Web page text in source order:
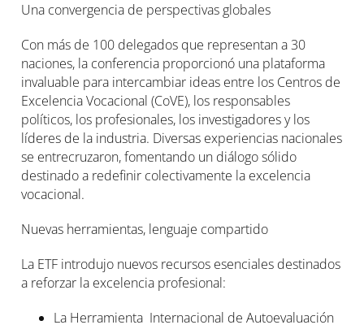
Una convergencia de perspectivas globales
Con más de 100 delegados que representan a 30
naciones, la conferencia proporcionó una plataforma
invaluable para intercambiar ideas entre los Centros de
Excelencia Vocacional (CoVE), los responsables
políticos, los profesionales, los investigadores y los
líderes de la industria. Diversas experiencias nacionales
se entrecruzaron, fomentando un diálogo sólido
destinado a redefinir colectivamente la excelencia
vocacional.
Nuevas herramientas, lenguaje compartido
La ETF introdujo nuevos recursos esenciales destinados
a reforzar la excelencia profesional:
La Herramienta Internacional de Autoevaluación